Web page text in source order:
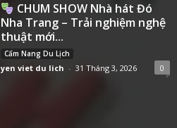
CHUM SHOW Nhà hát Đó
Nha Trang – Trải nghiệm nghệ
thuật mới...
Cẩm Nang Du Lịch
yen viet du lich - 31 Tháng 3, 2026 0